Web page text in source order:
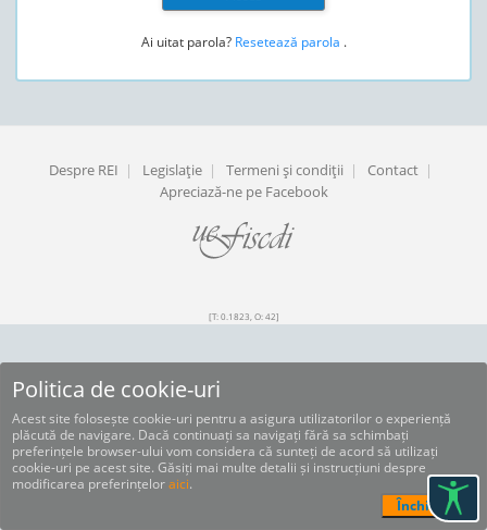
Ai uitat parola? Resetează parola .
Despre REI | Legislaţie | Termeni şi condiţii | Contact |
Apreciază-ne pe Facebook
[T: 0.1823, O: 42]
Politica de cookie-uri
Acest site folosește cookie-uri pentru a asigura utilizatorilor o experiență
plăcută de navigare. Dacă continuați sa navigați fără sa schimbați
preferințele browser-ului vom considera că sunteți de acord să utilizați
cookie-uri pe acest site. Găsiți mai multe detalii și instrucțiuni despre
modificarea preferințeloraici.